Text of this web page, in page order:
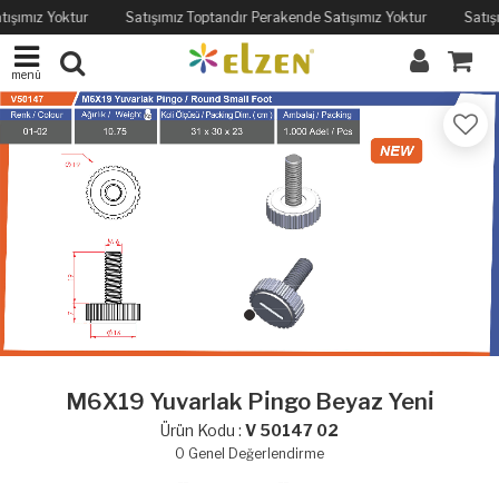
Yoktur Satışımız Toptandır Perakende Satışımız Yoktur
menü
M6X19 Yuvarlak Pi̇ngo Beyaz Yeni̇
Ürün Kodu : V 50147 02
0 Genel Değerlendirme